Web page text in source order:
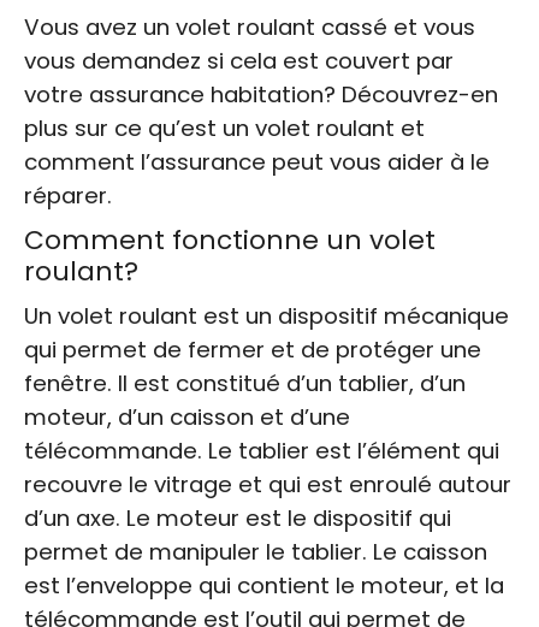
Vous avez un volet roulant cassé et vous
vous demandez si cela est couvert par
votre assurance habitation? Découvrez-en
plus sur ce qu’est un volet roulant et
comment l’assurance peut vous aider à le
réparer.
Comment fonctionne un volet
roulant?
Un volet roulant est un dispositif mécanique
qui permet de fermer et de protéger une
fenêtre. Il est constitué d’un tablier, d’un
moteur, d’un caisson et d’une
télécommande. Le tablier est l’élément qui
recouvre le vitrage et qui est enroulé autour
d’un axe. Le moteur est le dispositif qui
permet de manipuler le tablier. Le caisson
est l’enveloppe qui contient le moteur, et la
télécommande est l’outil qui permet de